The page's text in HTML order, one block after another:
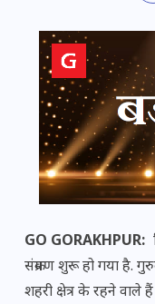
GO GORAKHPUR:
संक्रमण शुरू हो गया है.
शहरी क्षेत्र के रहने